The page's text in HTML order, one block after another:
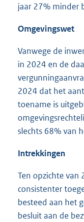
jaar 27% minder
Omgevingswet
Vanwege de
in 2024 en de
2024 dat het
toename is
slechts 68% van
Intrekkingen
Ten opzichte van
consistenter
besteed aan het
besluit aan de